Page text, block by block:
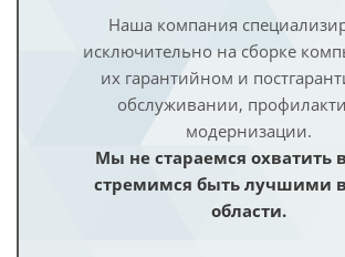
Наша компания
исключительно на сборке
их гарантийном и
обслуживании,
модернизации.
Мы не стараемся охватить
стремимся быть лучшими
области.